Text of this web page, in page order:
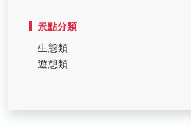
景點分類
生態類
遊憩類